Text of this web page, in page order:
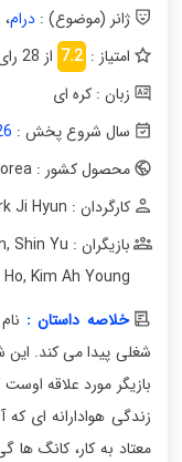
ژانر (موضوع) :درام،
امتیاز : 7.2 از 28 رای در سایت
زبان : کره ای
سال شروع پخش :
محصول کشور : South Korea
کارگردان : Park Ji Hyun
بازیگران : Kang Hoon
, Shin Yu
, Kim Ah Young
خلاصه داستان :
شغلی پیدا می کند.
بازیگر مورد علاقه
زندگی هوادارانه ای
معتاد به کار، کانگ ها